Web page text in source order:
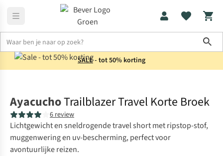
SALE- tot 50% korting
AyacuchoTrailblazer Travel Korte Broek
6 review
Lichtgewicht en sneldrogende travel short met ripstop-stof,
muggenwering en uv-bescherming, perfect voor
avontuurlijke reizen.